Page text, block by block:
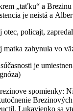
„taťku“ a
je neistá a
otec, policajt,
matka zahynula vo
je
spomienky:
Lukavjenko sa